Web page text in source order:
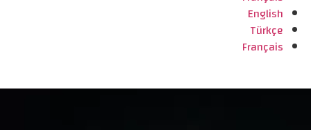
English
Türkçe
Français